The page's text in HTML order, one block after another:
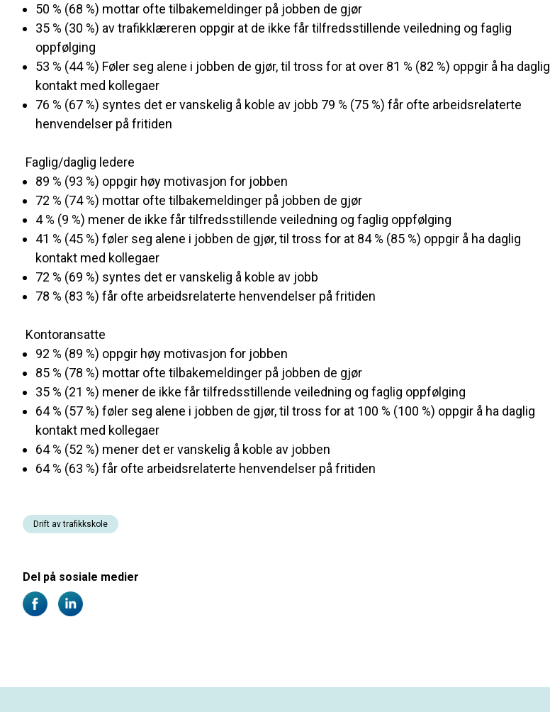
50 % (68 %) mottar ofte tilbakemeldinger på jobben de gjør
35 % (30 %) av trafikklæreren oppgir at de ikke får tilfredsstillende veiledning og faglig
oppfølging
53 % (44 %) Føler seg alene i jobben de gjør, til tross for at over 81 % (82 %) oppgir å ha daglig
kontakt med kollegaer
76 % (67 %) syntes det er vanskelig å koble av jobb 79 % (75 %) får ofte arbeidsrelaterte
henvendelser på fritiden
Faglig/daglig ledere
89 % (93 %) oppgir høy motivasjon for jobben
72 % (74 %) mottar ofte tilbakemeldinger på jobben de gjør
4 % (9 %) mener de ikke får tilfredsstillende veiledning og faglig oppfølging
41 % (45 %) føler seg alene i jobben de gjør, til tross for at 84 % (85 %) oppgir å ha daglig
kontakt med kollegaer
72 % (69 %) syntes det er vanskelig å koble av jobb
78 % (83 %) får ofte arbeidsrelaterte henvendelser på fritiden
Kontoransatte
92 % (89 %) oppgir høy motivasjon for jobben
85 % (78 %) mottar ofte tilbakemeldinger på jobben de gjør
35 % (21 %) mener de ikke får tilfredsstillende veiledning og faglig oppfølging
64 % (57 %) føler seg alene i jobben de gjør, til tross for at 100 % (100 %) oppgir å ha daglig
kontakt med kollegaer
64 % (52 %) mener det er vanskelig å koble av jobben
64 % (63 %) får ofte arbeidsrelaterte henvendelser på fritiden
Drift av trafikkskole
Del på sosiale medier